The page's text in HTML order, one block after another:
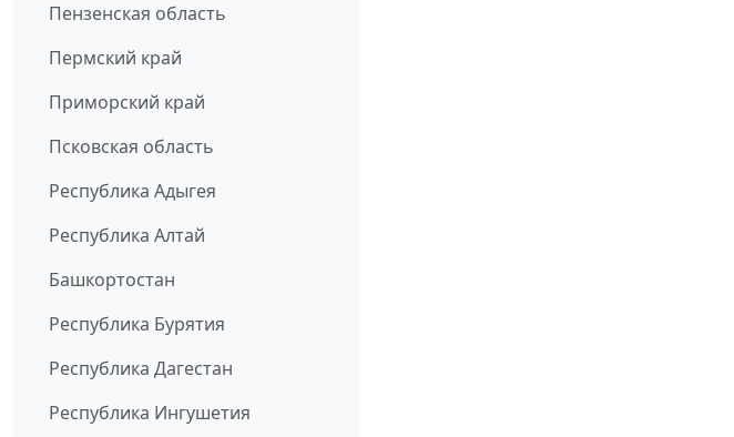
Пензенская область
Пермский край
Приморский край
Псковская область
Республика Адыгея
Республика Алтай
Башкортостан
Республика Бурятия
Республика Дагестан
Республика Ингушетия